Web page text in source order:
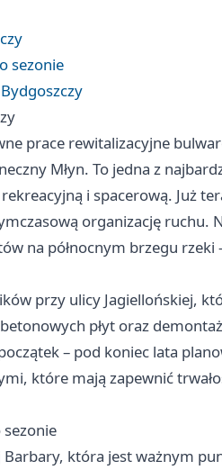
sezonie
prace rewitalizacyjne
Młyn. To jedna z
i spacerową. Już
organizację ruchu.
na północnym brzegu rzeki
przy ulicy Jagiellońskiej,
płyt oraz
– pod koniec lata
które mają zapewnić
która jest ważnym